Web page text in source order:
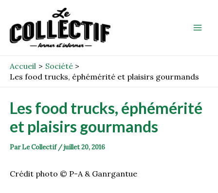
contenu
Accueil
Société
Les food trucks, éphémérité et plaisirs gourmands
Les food trucks, éphémérité
et plaisirs gourmands
ParLe Collectif /juillet 20, 2016
Crédit photo © P-A & Ganrgantue
navigation